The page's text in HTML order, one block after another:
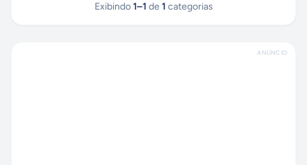
Exibindo 1–1 de 1 categorias
ANÚNCIO